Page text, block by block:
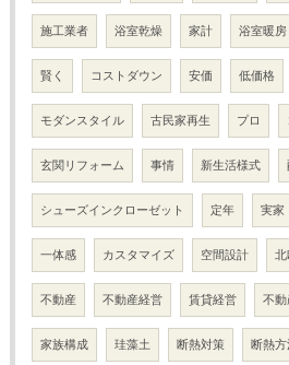
施工業者 浴室乾燥 家計 浴室暖房
賢く コストダウン 安価 低価格
モダンスタイル 古民家再生 プロ
玄関リフォーム 事情 新生活様式
シューズインクローゼット 定年 実家
一体感 カスタマイズ 空間設計
不動産 不動産経営 賃貸経営 不動
家族構成 珪藻土 断熱対策 断熱